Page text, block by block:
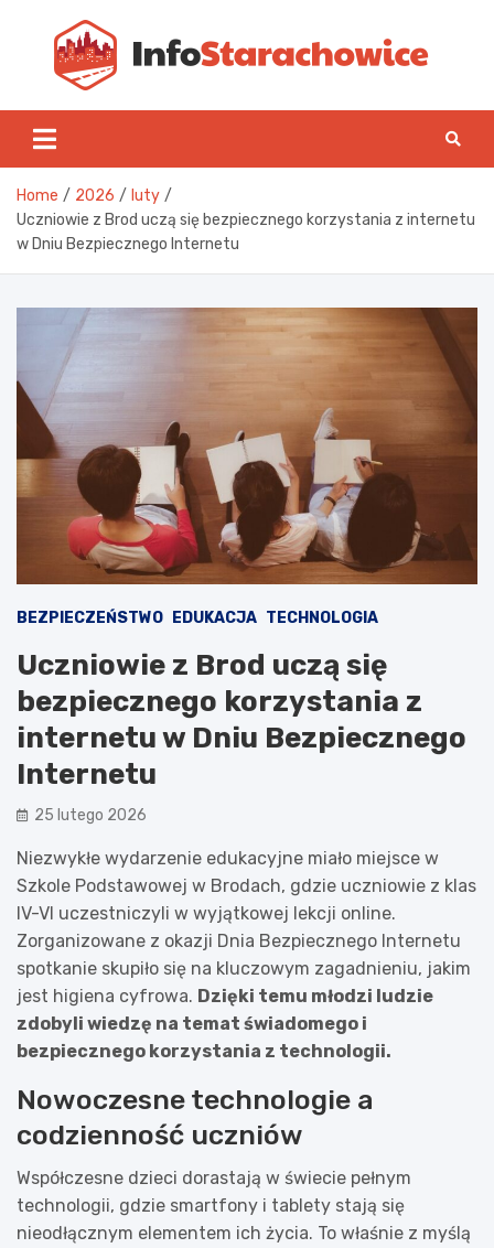
content
Home 2026
luty
Uczniowie z Brod uczą się bezpiecznego korzystania z internetu
w Dniu Bezpiecznego Internetu
BEZPIECZEŃSTWO EDUKACJA TECHNOLOGIA
Uczniowie z Brod uczą się
bezpiecznego korzystania z
internetu w Dniu Bezpiecznego
Internetu
25 lutego 2026
Niezwykłe wydarzenie edukacyjne miało miejsce w
Szkole Podstawowej w Brodach, gdzie uczniowie z klas
IV-VI uczestniczyli w wyjątkowej lekcji online.
Zorganizowane z okazji Dnia Bezpiecznego Internetu
spotkanie skupiło się na kluczowym zagadnieniu, jakim
jest higiena cyfrowa. Dzięki temu młodzi ludzie
zdobyli wiedzę na temat świadomego i
bezpiecznego korzystania z technologii.
Nowoczesne technologie a
codzienność uczniów
Współczesne dzieci dorastają w świecie pełnym
technologii, gdzie smartfony i tablety stają się
nieodłącznym elementem ich życia. To właśnie z myślą